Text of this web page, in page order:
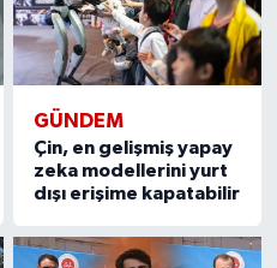
GÜNDEM
Çin, en gelişmiş yapay
zeka modellerini yurt
dışı erişime kapatabilir